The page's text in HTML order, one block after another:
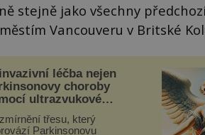
stejně jako všechny
Vancouveru v Britské
léčba nejen
choroby
ultrazvukové
třesu, který
Parkinsonovu